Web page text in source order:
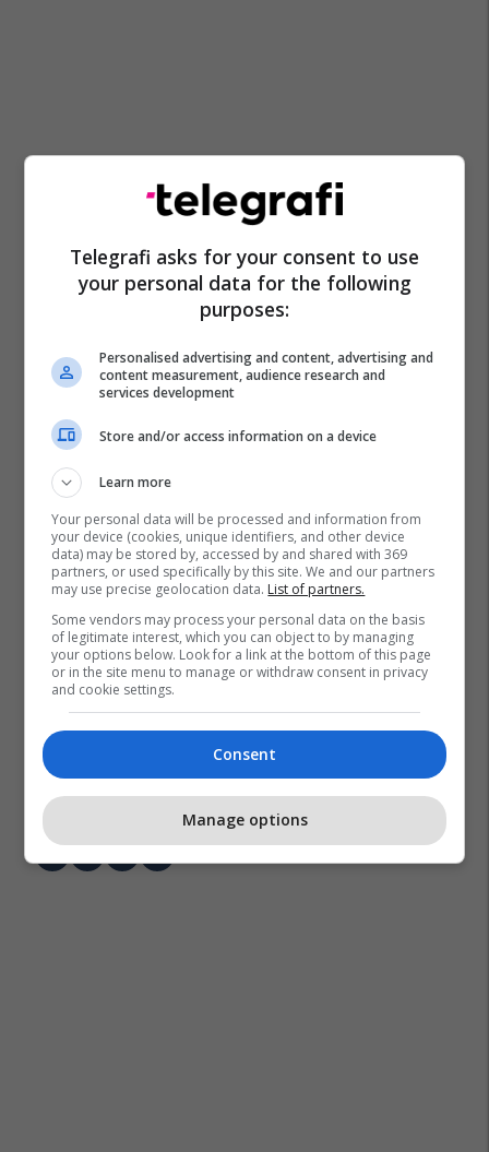
Telegrafi asks for your consent to use
your personal data for the following
purposes:
Personalised advertising and content, advertising and
content measurement, audience research and
services development
Store and/or access information on a device
Learn more
Your personal data will be processed and information from
your device (cookies, unique identifiers, and other device
data) may be stored by, accessed by and shared with 369
partners, or used specifically by this site. We and our partners
may use precise geolocation data. List of partners.
Some vendors may process your personal data on the basis
of legitimate interest, which you can object to by managing
your options below. Look for a link at the bottom of this page
or in the site menu to manage or withdraw consent in privacy
and cookie settings.
Consent
Manage options